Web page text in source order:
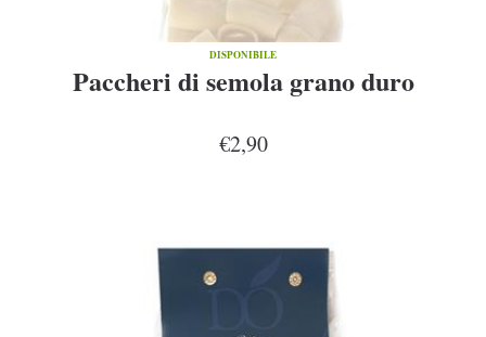
DISPONIBILE
Paccheri di semola grano duro
€2,90